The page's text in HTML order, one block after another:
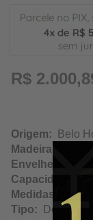
R$
Origem: Belo
Madeira:
Envelhecimento:
Capacidade:
Medidas
Tipo: Dorna